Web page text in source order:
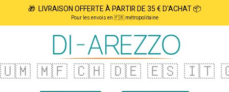
🎁 LIVRAISON OFFERTE À PARTIR DE 35 € D'ACHAT 📦
Pour les envois en 🇫🇷 métropolitaine
🇺🇲 🇲🇫 🇨🇭 🇩🇪 🇪🇸 🇮🇹